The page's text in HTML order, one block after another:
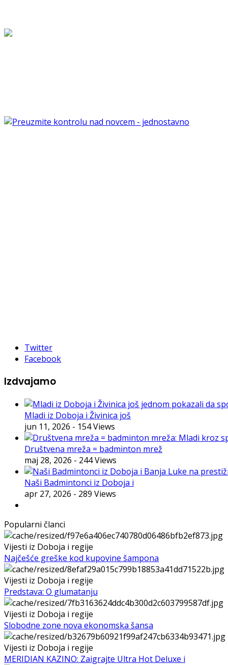
Twitter
Facebook
Izdvajamo
Mladi iz Doboja i Živinica još
jun 11, 2026 - 154 Views
Društvena mreža = badminton mrež
maj 28, 2026 - 244 Views
Naši Badmintonci iz Doboja i
apr 27, 2026 - 289 Views
Popularni članci
Vijesti iz Doboja i regije
Najčešće greške kod kupovine šampona
Vijesti iz Doboja i regije
Predstava: O glumatanju
Vijesti iz Doboja i regije
Slobodne zone nova ekonomska šansa
Vijesti iz Doboja i regije
MERIDIAN KAZINO: Zaigrajte Ultra Hot Deluxe i